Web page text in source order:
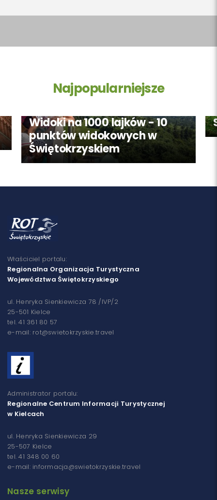
Najpopularniejsze
Widoki na 1000 lajków - 10
punktów widokowych w
Świętokrzyskiem
Właściciel portalu:
Regionalna Organizacja Turystyczna
Województwa Świętokrzyskiego
ul. Henryka Sienkiewicza 78 /IVP/2
25-501 Kielce
tel. 41 361 80 57
e-mail: rot@swietokrzyskie.travel
Administrator portalu:
Regionalne Centrum Informacji Turystycznej
w Kielcach
ul. Henryka Sienkiewicza 29
25-507 Kielce
tel. 41 348 00 60
e-mail: informacja@swietokrzyskie.travel
Nasze serwisy